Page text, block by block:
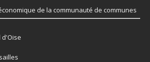
de la communauté de communes
d'Oise